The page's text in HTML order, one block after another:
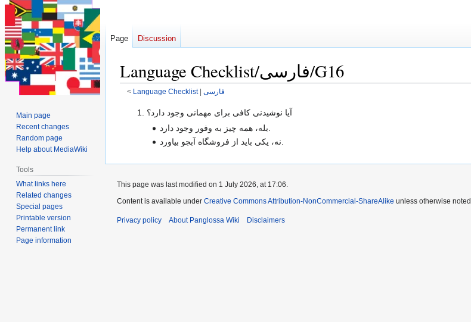
Language Checklist/فارسی/G16
< Language Checklist‎ | فارسی
Jump
Jump
آیا نوشیدنی کافی برای مهمانی وجود دارد؟
نه، یکی باید از فروشگاه آبجو بیاورد.
Page Discussion
Main page
Recent changes
Random page
Help about MediaWiki
Tools
What links here
Related changes
Special pages
Printable version
Permanent link
Page information
This page was last modified on 1 July 2026, at 17:06.
Content is available under Creative Commons Attribution-NonCommercial-ShareAlike unless otherwise noted.
Privacy policy About Panglossa Wiki Disclaimers